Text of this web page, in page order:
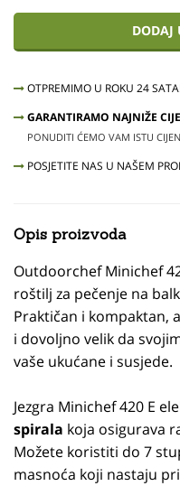
DODAJ
OTPREMIMO U ROKU 24
GARANTIRAMO NAJNIŽE
PONUDITI ĆEMO VAM ISTU
POSJETITE NAS U NAŠEM
Opis proizvoda
Outdoorchef Minichef
roštilj za pečenje na
Praktičan i kompaktan,
i dovoljno velik da
vaše ukućane i susjede.
Jezgra Minichef 420 E
spirala koja osigurava
Možete koristiti do 7
masnoća koji nastaju